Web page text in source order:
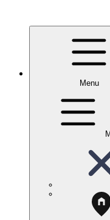
Menu